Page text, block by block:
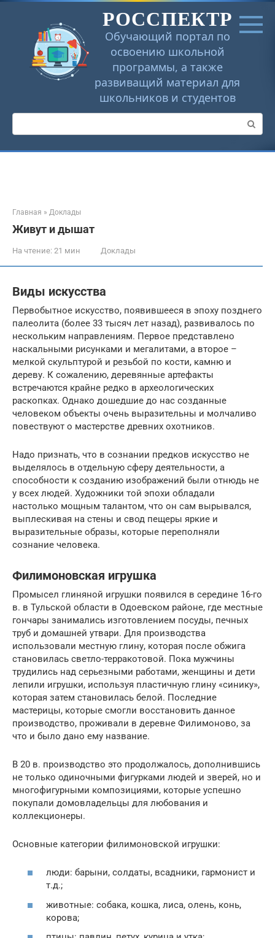
Перейти
РОССПЕКТР
Обучающий портал по
освоению школьной
программы, а также
развиващий материал для
школьников и студентов
Поиск:
Главная » Доклады
Живут и дышат
На чтение: 21 мин Доклады
Виды искусства
Первобытное искусство, появившееся в эпоху позднего
палеолита (более 33 тысяч лет назад), развивалось по
нескольким направлениям. Первое представлено
наскальными рисунками и мегалитами, а второе –
мелкой скульптурой и резьбой по кости, камню и
дереву. К сожалению, деревянные артефакты
встречаются крайне редко в археологических
раскопках. Однако дошедшие до нас созданные
человеком объекты очень выразительны и молчаливо
повествуют о мастерстве древних охотников.
Надо признать, что в сознании предков искусство не
выделялось в отдельную сферу деятельности, а
способности к созданию изображений были отнюдь не
у всех людей. Художники той эпохи обладали
настолько мощным талантом, что он сам вырывался,
выплескивая на стены и свод пещеры яркие и
выразительные образы, которые переполняли
сознание человека.
Филимоновская игрушка
Промысел глиняной игрушки появился в середине 16-го
в. в Тульской области в Одоевском районе, где местные
гончары занимались изготовлением посуды, печных
труб и домашней утвари. Для производства
использовали местную глину, которая после обжига
становилась светло-терракотовой. Пока мужчины
трудились над серьезными работами, женщины и дети
лепили игрушки, используя пластичную глину «синику»,
которая затем становилась белой. Последние
мастерицы, которые смогли восстановить данное
производство, проживали в деревне Филимоново, за
что и было дано ему название.
В 20 в. производство это продолжалось, дополнившись
не только одиночными фигурками людей и зверей, но и
многофигурными композициями, которые успешно
покупали домовладельцы для любования и
коллекционеры.
Основные категории филимоновской игрушки:
люди: барыни, солдаты, всадники, гармонист и
т.д.;
животные: собака, кошка, лиса, олень, конь,
корова;